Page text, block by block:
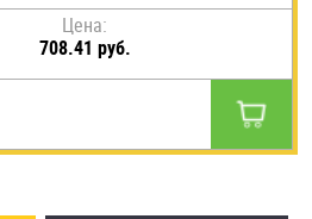
Цена:
708.41 руб.